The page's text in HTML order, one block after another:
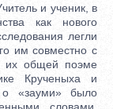
и ученик, в
как нового
легли
им совместно с
их общей поэме
Крученыха и
о «зауми» было
словами,